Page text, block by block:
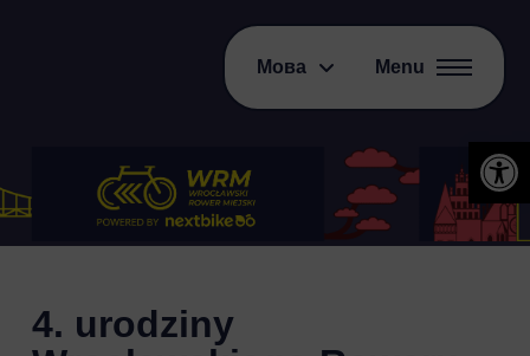
Мова Menu
4. urodziny